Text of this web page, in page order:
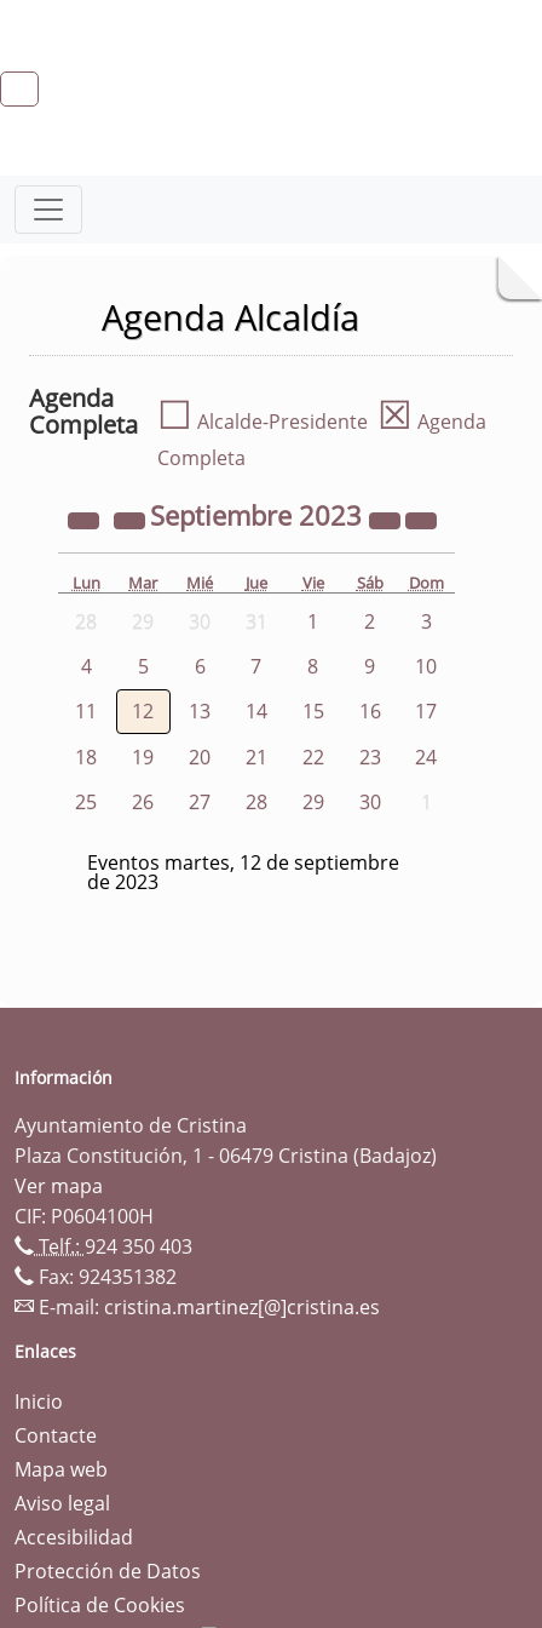
Agenda Alcaldía
Agenda
Completa
☐ Alcalde-Presidente ☒ Agenda
Completa
Septiembre 2023
Lun Mar Mié Jue Vie Sáb Dom
28 29 30 31 1 2
3
4
5 6 7 8 9
10
11
12 13 14 15 16
17
18
19 20 21 22 23
24
25
26 27 28 29 30 1
Eventos martes, 12 de septiembre
de 2023
Información
Ayuntamiento de Cristina
Plaza Constitución, 1 - 06479 Cristina (Badajoz)
Ver mapa
CIF: P0604100H
Telf.: 924 350 403
Fax: 924351382
E-mail: cristina.martinez[@]cristina.es
Enlaces
Inicio
Contacte
Mapa web
Aviso legal
Accesibilidad
Protección de Datos
Política de Cookies